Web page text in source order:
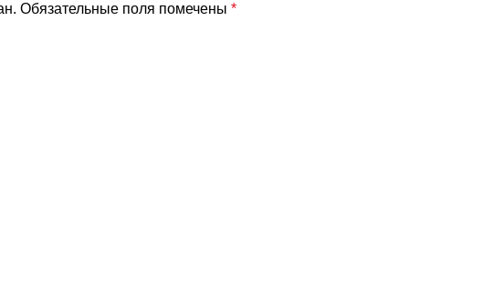
Обязательные поля помечены *